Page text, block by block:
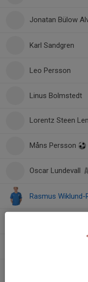
Jonatan Bülow
Karl Sandgren
Leo Persson
Linus Bolmstedt
Lorentz Steen
Måns Persson
Oscar Lundevall
Rasmus Wiklund-